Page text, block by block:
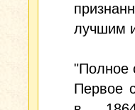
лучшим
"Полное
Первое